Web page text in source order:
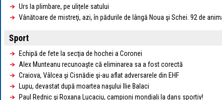
Urs la plimbare, pe ulițele satului
Vânătoare de mistreţi, azi, în pădurile de lângă Noua şi Schei. 92 de
Sport
Echipă de fete la secţia de hochei a Coronei
Alex Munteanu recunoaşte că eliminarea sa a fost corectă
Craiova, Vâlcea şi Cisnădie şi-au aflat adversarele din EHF
Lupu, devastat după moartea naşului Ilie Balaci
Paul Rednic şi Roxana Lucaciu, campioni mondiali la dans sportiv!